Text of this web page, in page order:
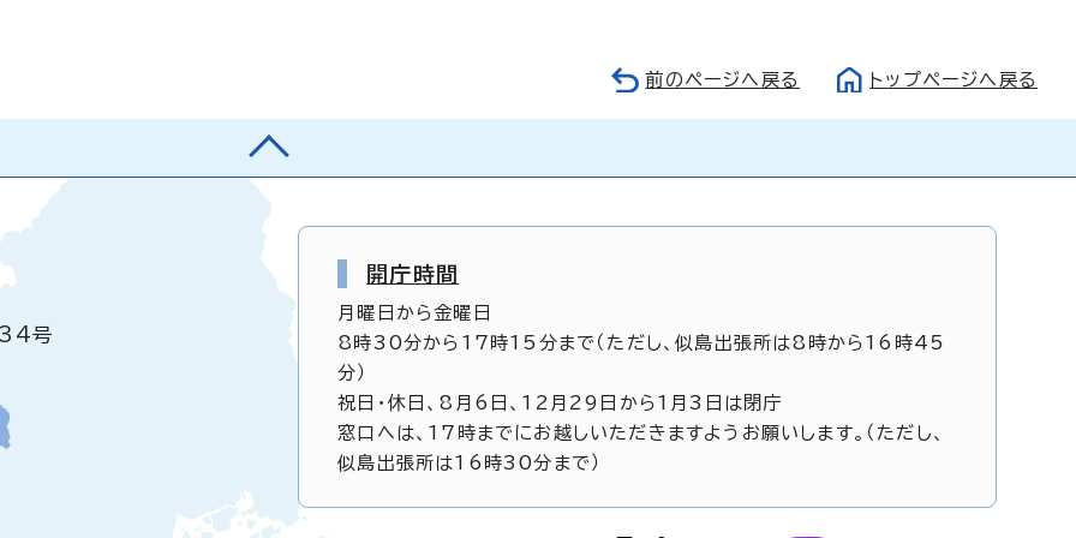
前のページへ戻る トップページへ戻る
号
開庁時間
月曜日から金曜日
8時30分から17時15分まで（ただし、似島出張所は8時から16時45
分）
祝日・休日、8月6日、12月29日から1月3日は閉庁
窓口へは、17時までにお越しいただきますようお願いします。（ただし、
似島出張所は16時30分まで）